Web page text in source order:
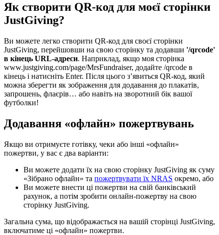
Як створити QR-код для моєї сторінки
JustGiving?
Ви можете легко створити QR-код для своєї сторінки
JustGiving, перейшовши на свою сторінку та додавши '/qrcode'
в кінець URL-адреси. Наприклад, якщо моя сторінка
www.justgiving.com/page/MrsFundraiser, додайте /qrcode в
кінець і натисніть Enter. Після цього з’явиться QR-код, який
можна зберегти як зображення для додавання до плакатів,
запрошень, флаєрів… або навіть на зворотний бік вашої
футболки!
Додавання «офлайн» пожертвувань
Якщо ви отримуєте готівку, чеки або інші «офлайн»
пожертви, у вас є два варіанти:
Ви можете додати їх на свою сторінку JustGiving як суму
«Зібрано офлайн» та пожертвувати їх NRAS окремо, або
Ви можете внести ці пожертви на свій банківський
рахунок, а потім зробити онлайн-пожертву на свою
сторінку JustGiving.
Загальна сума, що відображається на вашій сторінці JustGiving,
включатиме ці «офлайн» пожертви.